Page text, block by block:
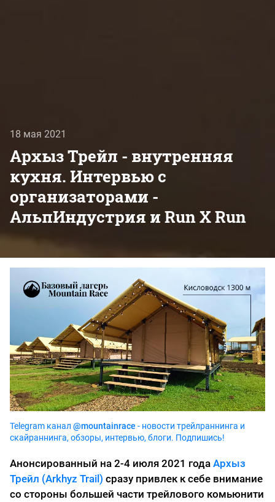
18 мая 2021
Архыз Трейл - внутренняя
кухня. Интервью с
организаторами -
АльпИндустрия и Run X Run
Telegram канал @mountainrace - новости трейлраннинга и
скайраннинга, обзоры, интервью, блоги. Подпишись!
Анонсированный на 2-4 июля 2021 года Архыз
Трейл (Arkhyz Trail) сразу привлек к себе внимание
со стороны большей части трейлового комьюнити